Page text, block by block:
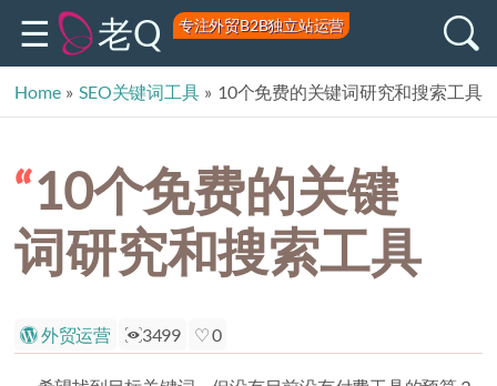
老Q 专注外贸B2B独立站运营
Home » SEO关键词工具 » 10个免费的关键词研究和搜索工具
10个免费的关键
词研究和搜索工具
外贸运营 3499 0